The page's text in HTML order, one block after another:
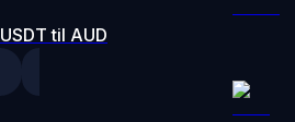
USDT til AUD